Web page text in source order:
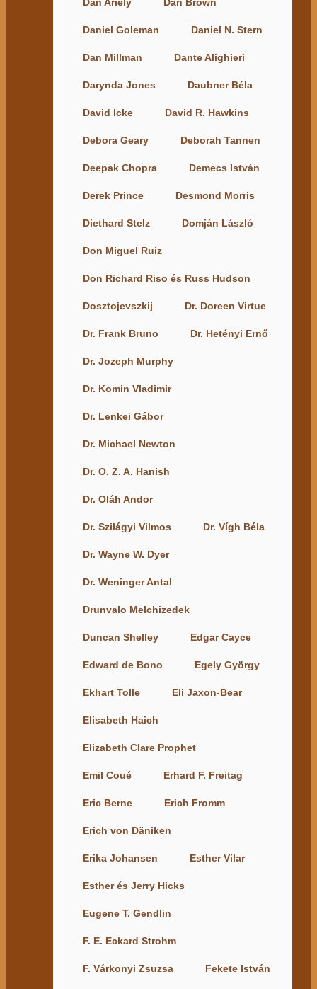
Daniel Goleman Daniel N. Stern
Dan Millman Dante Alighieri
Darynda Jones Daubner Béla
David Icke David R. Hawkins
Debora Geary Deborah Tannen
Deepak Chopra Demecs István
Derek Prince Desmond Morris
Diethard Stelz Domján László
Don Miguel Ruiz
Don Richard Riso és Russ Hudson
Dosztojevszkij Dr. Doreen Virtue
Dr. Frank Bruno Dr. Hetényi Ernő
Dr. Jozeph Murphy
Dr. Komin Vladimir
Dr. Lenkei Gábor
Dr. Michael Newton
Dr. O. Z. A. Hanish
Dr. Oláh Andor
Dr. Szilágyi Vilmos Dr. Vígh Béla
Dr. Wayne W. Dyer
Dr. Weninger Antal
Drunvalo Melchizedek
Duncan Shelley Edgar Cayce
Edward de Bono Egely György
Ekhart Tolle Eli Jaxon-Bear
Elisabeth Haich
Elizabeth Clare Prophet
Emil Coué Erhard F. Freitag
Eric Berne Erich Fromm
Erich von Däniken
Erika Johansen Esther Vilar
Esther és Jerry Hicks
Eugene T. Gendlin
F. E. Eckard Strohm
F. Várkonyi Zsuzsa Fekete István